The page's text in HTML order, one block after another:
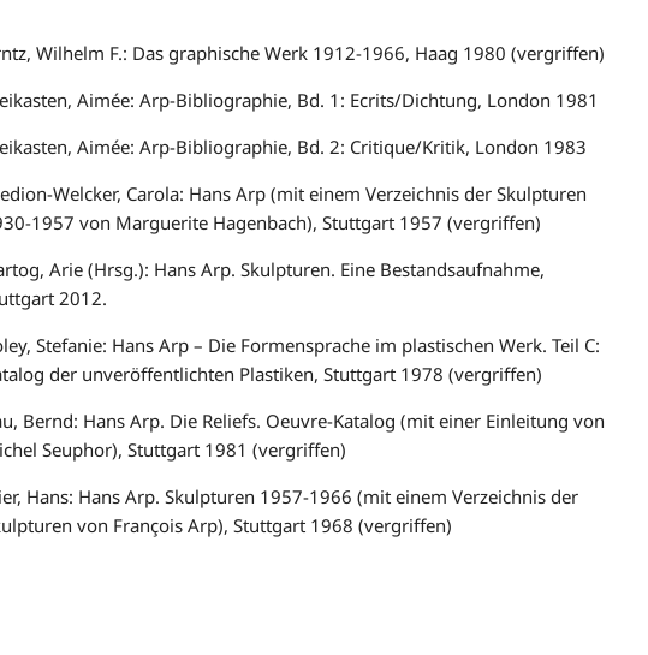
Wilhelm F.: Das graphische Werk 1912-1966, Haag 1980 (vergriffen)
Aimée: Arp-Bibliographie, Bd. 1: Ecrits/Dichtung, London 1981
Aimée: Arp-Bibliographie, Bd. 2: Critique/Kritik, London 1983
Welcker, Carola: Hans Arp (mit einem Verzeichnis der Skulpturen
1957 von Marguerite Hagenbach), Stuttgart 1957 (vergriffen)
Arie (Hrsg.): Hans Arp. Skulpturen. Eine Bestandsaufnahme,
2012.
Stefanie: Hans Arp – Die Formensprache im plastischen Werk. Teil C:
der unveröffentlichten Plastiken, Stuttgart 1978 (vergriffen)
Bernd: Hans Arp. Die Reliefs. Oeuvre-Katalog (mit einer Einleitung von
Seuphor), Stuttgart 1981 (vergriffen)
Hans: Hans Arp. Skulpturen 1957-1966 (mit einem Verzeichnis der
von François Arp), Stuttgart 1968 (vergriffen)